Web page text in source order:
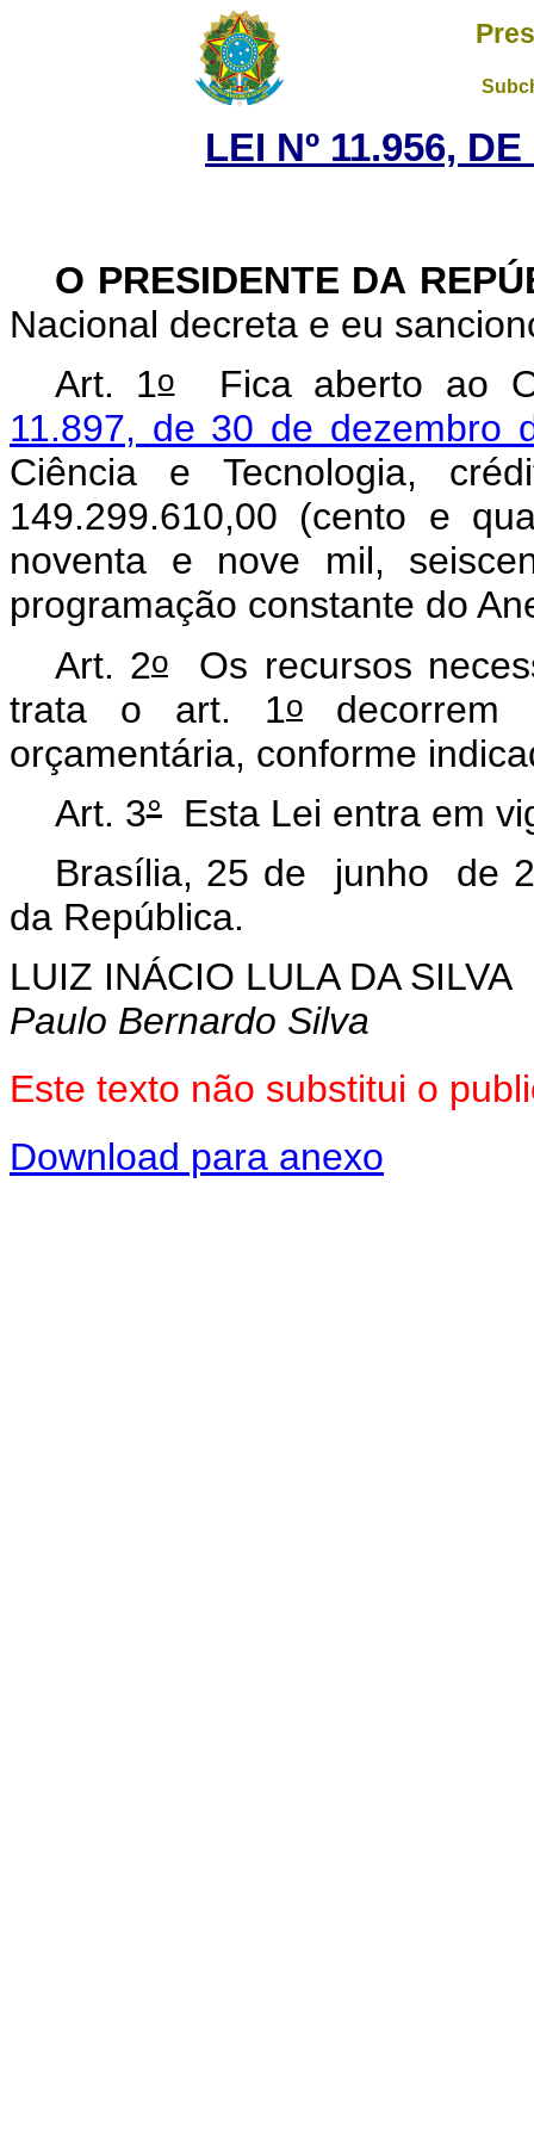
LEI Nº 11.956,
O PRESIDENTE DA
Nacional decreta e eu
Art. 1oFica aberto ao
11.897, de 30 de dezembro
Ciência e Tecnologia,
149.299.610,00 (cento e
noventa e nove mil,
programação constante do
Art. 2oOs recursos
trata o art. 1o decorrem
orçamentária, conforme
Art. 3°Esta Lei entra em
Brasília, 25 de junho de
da República.
LUIZ INÁCIO LULA DA SILVA
Paulo Bernardo Silva
Este texto não substitui o
Download para anexo